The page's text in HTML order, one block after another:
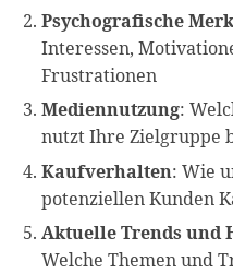
Psychografische
Interessen,
Frustrationen
Mediennutzung:
nutzt Ihre Zielgruppe
Kaufverhalten: Wie
potenziellen Kunden
Aktuelle Trends und
Welche Themen und